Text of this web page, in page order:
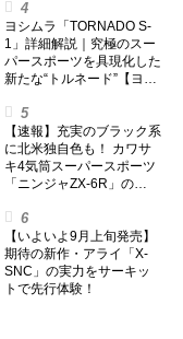
トを試してみた〈若林浩志
のスーパー・カブカブ・ダ
イアリーズ Vol.385〉
ヨシムラ「TORNADO S-
1」詳細解説｜究極のスー
パースポーツを具現化した
新たな“トルネード”【ヨシ
【速報】充実のブラック系
に北米独自色も！ カワサ
キ4気筒スーパースポーツ
「ニンジャZX-6R」の
筒ニンジャも出たよ【海
外】
【いよいよ9月上旬発売】
期待の新作・アライ「X-
SNC」の実力をサーキッ
トで先行体験！